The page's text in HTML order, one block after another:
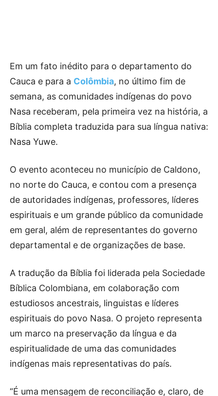
Em um fato inédito para o departamento do
Cauca e para a Colômbia, no último fim de
semana, as comunidades indígenas do povo
Nasa receberam, pela primeira vez na história, a
Bíblia completa traduzida para sua língua nativa:
Nasa Yuwe.
O evento aconteceu no município de Caldono,
no norte do Cauca, e contou com a presença
de autoridades indígenas, professores, líderes
espirituais e um grande público da comunidade
em geral, além de representantes do governo
departamental e de organizações de base.
A tradução da Bíblia foi liderada pela Sociedade
Bíblica Colombiana, em colaboração com
estudiosos ancestrais, linguistas e líderes
espirituais do povo Nasa. O projeto representa
um marco na preservação da língua e da
espiritualidade de uma das comunidades
indígenas mais representativas do país.
“É uma mensagem de reconciliação e, claro, de